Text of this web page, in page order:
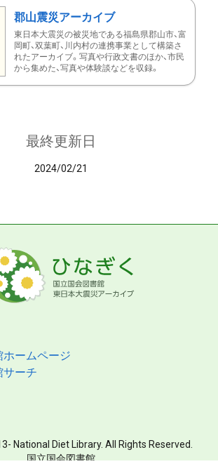
郡山震災アーカイブ
東日本大震災の被災地である福島県郡山市、富
岡町、双葉町、川内村の連携事業として構築さ
れたアーカイブ。写真や行政文書のほか、市民
から集めた、写真や体験談などを収録。
最終更新日
2024/02/21
ームページ
サーチ
National Diet Library. All Rights Reserved.